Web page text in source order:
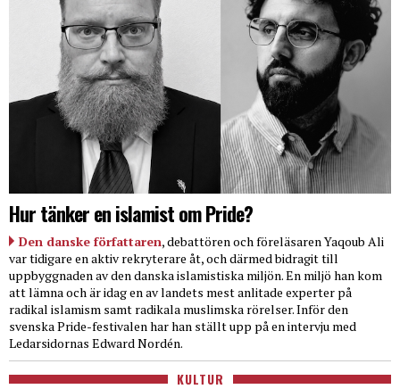
Hur tänker en islamist om Pride?
Den danske författaren, debattören och föreläsaren Yaqoub Ali
var tidigare en aktiv rekryterare åt, och därmed bidragit till
uppbyggnaden av den danska islamistiska miljön. En miljö han kom
att lämna och är idag en av landets mest anlitade experter på
radikal islamism samt radikala muslimska rörelser. Inför den
svenska Pride-festivalen har han ställt upp på en intervju med
Ledarsidornas Edward Nordén.
KULTUR